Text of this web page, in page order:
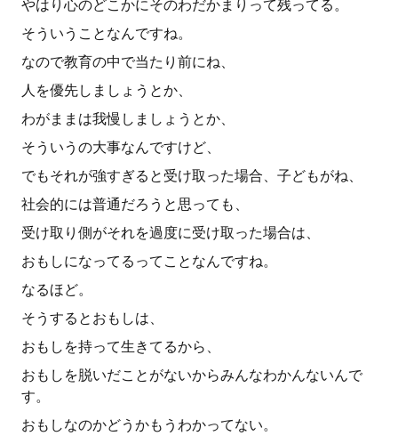
やはり心のどこかにそのわだかまりって残ってる。
そういうことなんですね。
なので教育の中で当たり前にね、
人を優先しましょうとか、
わがままは我慢しましょうとか、
そういうの大事なんですけど、
でもそれが強すぎると受け取った場合、子どもがね、
社会的には普通だろうと思っても、
受け取り側がそれを過度に受け取った場合は、
おもしになってるってことなんですね。
なるほど。
そうするとおもしは、
おもしを持って生きてるから、
おもしを脱いだことがないからみんなわかんないんで
す。
おもしなのかどうかもうわかってない。